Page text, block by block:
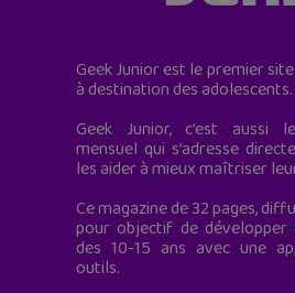
Geek Junior est le premier
à destination des adolescents.
Geek Junior, c’est aussi
mensuel qui s’adresse
les aider à mieux maîtriser
Ce magazine de 32 pages,
pour objectif de
des 10-15 ans avec une
outils.